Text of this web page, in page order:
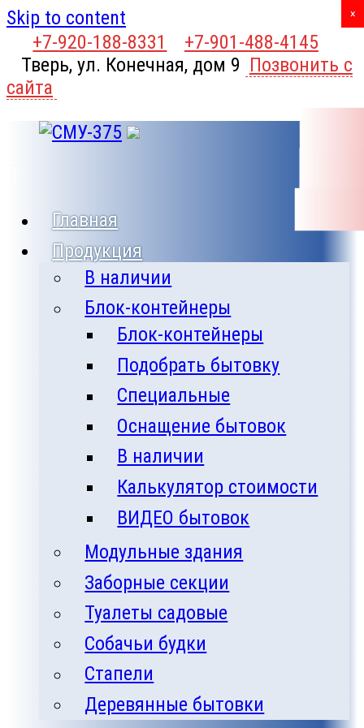
Skip to content
+7-920-188-8331
+7-901-488-4145
Тверь, ул. Конечная, дом 9 Позвонить с
сайта
Главная
Продукция
В наличии
Блок-контейнеры
Блок-контейнеры
Подобрать бытовку
Специальные
Оснащение бытовок
В наличии
Калькулятор стоимости
ВИДЕО бытовок
Модульные здания
Заборные секции
Туалеты садовые
Собачьи будки
Стапели
Деревянные бытовки
X
×